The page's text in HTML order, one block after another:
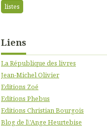
listes
Liens
La République des livres
Jean-Michel Olivier
Editions Zoé
Editions Phebus
Editions Christian Bourgois
Blog de l\'Ange Heurtebise